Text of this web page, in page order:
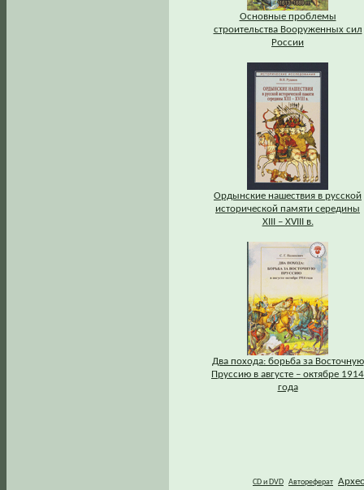
Основные проблемы
строительства Вооруженных сил
России
Ордынские нашествия в русской
исторической памяти середины
XIII – XVIII в.
Два похода: борьба за Восточную
Пруссию в августе – октябре 1914
года
CD и DVD Автореферат